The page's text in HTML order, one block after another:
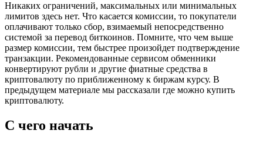
Никаких ограничений, максимальных или минимальных
лимитов здесь нет. Что касается комиссии, то покупатели
оплачивают только сбор, взимаемый непосредственно
системой за перевод биткоинов. Помните, что чем выше
размер комиссии, тем быстрее произойдет подтверждение
транзакции. Рекомендованные сервисом обменники
конвертируют рубли и другие фиатные средства в
криптовалюту по приближенному к биржам курсу. В
предыдущем материале мы рассказали где можно купить
криптовалюту.
С чего начать